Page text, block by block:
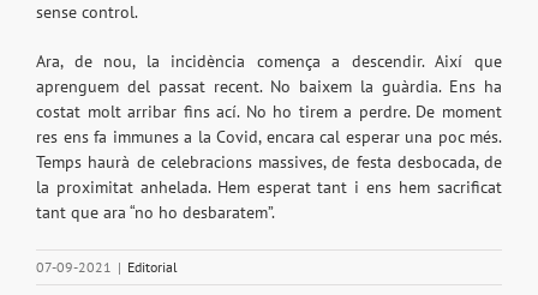
sense control.
Ara, de nou, la incidència comença a descendir. Així que
aprenguem del passat recent. No baixem la guàrdia. Ens ha
costat molt arribar fins ací. No ho tirem a perdre. De moment
res ens fa immunes a la Covid, encara cal esperar una poc més.
Temps haurà de celebracions massives, de festa desbocada, de
la proximitat anhelada. Hem esperat tant i ens hem sacrificat
tant que ara “no ho desbaratem”.
07-09-2021 | Editorial